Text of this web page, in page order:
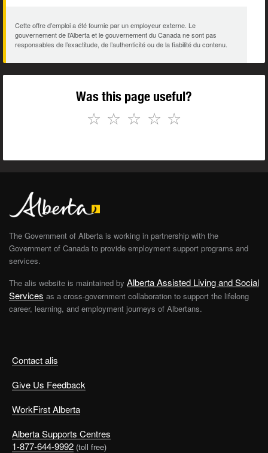
Cette offre d’emploi a été fournie par un employeur externe. Le
gouvernement de l’Alberta et le gouvernement du Canada ne sont pas
responsables de l’exactitude, de l’authenticité ou de la fiabilité du contenu.
Was this page useful?
☆
☆
☆
☆
☆
Contact alis
Give Us Feedback
WorkFirst Alberta
Alberta Supports Centres
1-877-644-9992 (toll free)
The Government of Alberta is working in partnership with the
Government of Canada to provide employment support programs and
services.
The alis website is maintained by Alberta Assisted Living and Social
Services as a cross-government collaboration to support the lifelong
career, learning, and employment journeys of Albertans.